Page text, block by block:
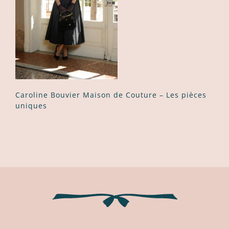
Caroline Bouvier Maison de Couture – Les pièces
uniques